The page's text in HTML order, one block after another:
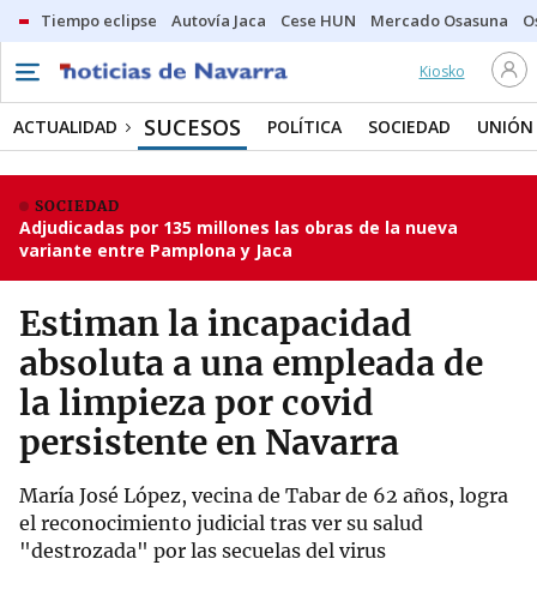
Tiempo eclipse Autovía Jaca Cese HUN Mercado Osasuna
Kiosko
ACTUALIDAD SUCESOS POLÍTICA SOCIEDAD UNIÓN
SOCIEDAD
Adjudicadas por 135 millones las obras de la nueva
variante entre Pamplona y Jaca
Estiman la incapacidad
absoluta a una empleada de
la limpieza por covid
persistente en Navarra
María José López, vecina de Tabar de 62 años, logra
el reconocimiento judicial tras ver su salud
"destrozada" por las secuelas del virus